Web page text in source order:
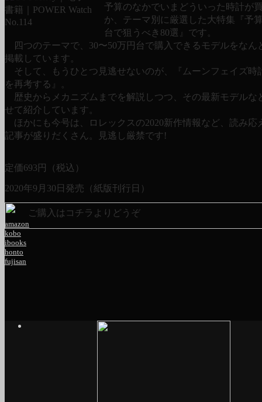
予算のなかでいまどういった時計が
か、テーマ別に厳選した大特集『予
台で狙うべき80選』です。
四つのテーマで、30〜50万円台で購入できるモデルをなん
掲載しています。
そして、もうひとつ見逃せないのが、『ムーンフェイズ時
を再考する』。
歴史からメカニズムまでを解説しつつ、その最新モデルな
せて紹介しています。
ほかにも今号は、ロレックスの2020新作情報など、読み応
記事が盛りだくさん。見逃し厳禁です!
定価693円（税込）
2020年9月30日発売（紙版刊行日）
ご購入はコチラよりどうぞ
amazon
kobo
ibooks
honto
fujisan